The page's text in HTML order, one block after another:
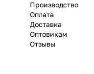
Производство
Оплата
Доставка
Оптовикам
Отзывы